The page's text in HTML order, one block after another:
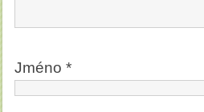
Jméno *